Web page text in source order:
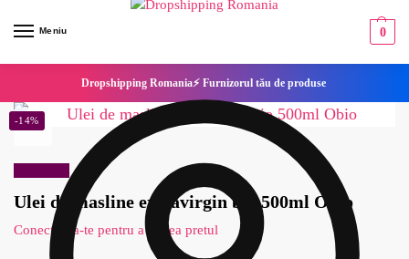
Meniu 0
Dropshipping Romania⚡ Furnizorul tău de produse
Ulei de masline extravirgin bio 500ml Obio
Conecteaza-te pentru a vedea pretul
-14%